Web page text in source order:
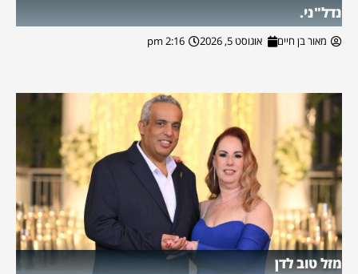
נדל"ני.
מאור בן חיים אוגוסט 5, 2026 2:16 pm
מזל טוב לדן